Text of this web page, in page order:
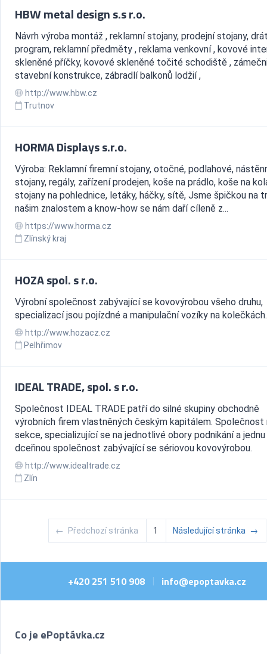
HBW metal design s.s r.o.
Návrh výroba montáž , reklamní stojany, prodejní stojany,
program, reklamní předměty , reklama venkovní , kovové
skleněné příčky, kovové skleněné točité schodiště ,
stavební konstrukce, zábradlí balkonů lodžií ,
http://www.hbw.cz
Trutnov
HORMA Displays s.r.o.
Výroba: Reklamní firemní stojany, otočné, podlahové,
stojany, regály, zařízení prodejen, koše na prádlo, koše na
stojany na pohlednice, letáky, háčky, sítě, Jsme špičkou na
našim znalostem a know-how se nám daří cíleně z...
https://www.horma.cz
Zlínský kraj
HOZA spol. s r.o.
Výrobní společnost zabývající se kovovýrobou všeho druhu,
specializací jsou pojízdné a manipulační vozíky na kolečkách.
http://www.hozacz.cz
Pelhřimov
IDEAL TRADE, spol. s r.o.
Společnost IDEAL TRADE patří do silné skupiny obchodně
výrobních firem vlastněných českým kapitálem. Společnost
sekce, specializující se na jednotlivé obory podnikání a jednu
dceřinou společnost zabývající se sériovou kovovýrobou.
http://www.idealtrade.cz
Zlín
← Předchozí stránka 1 Následující stránka →
+420 251 510 908 | info@epoptavka.cz
Co je ePoptávka.cz